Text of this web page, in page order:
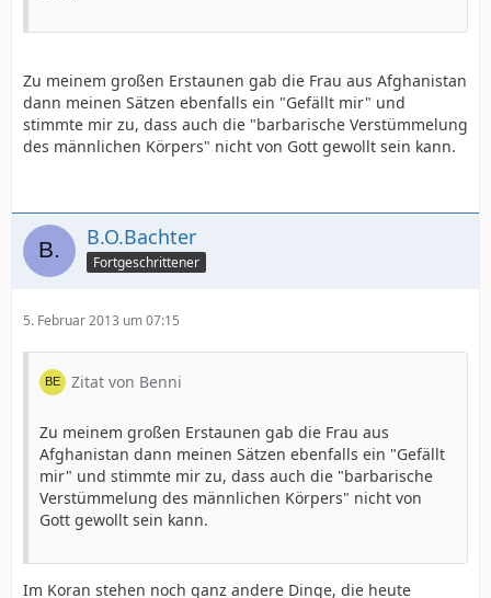
Zu meinem großen Erstaunen gab die Frau aus Afghanistan
dann meinen Sätzen ebenfalls ein "Gefällt mir" und
stimmte mir zu, dass auch die "barbarische Verstümmelung
des männlichen Körpers" nicht von Gott gewollt sein kann.
B.O.Bachter
Fortgeschrittener
5. Februar 2013 um 07:15
Zitat von Benni
Zu meinem großen Erstaunen gab die Frau aus
Afghanistan dann meinen Sätzen ebenfalls ein "Gefällt
mir" und stimmte mir zu, dass auch die "barbarische
Verstümmelung des männlichen Körpers" nicht von
Gott gewollt sein kann.
Im Koran stehen noch ganz andere Dinge, die heute